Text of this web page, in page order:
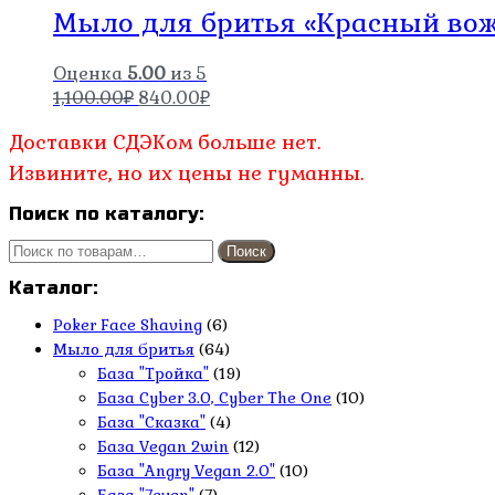
Мыло для бритья «Красный
Оценка 5.00 из 5
1,100.00₽ Первоначальная
составляла
1,100.00₽.
840.00₽Текущая
840.00₽.
Доставки СДЭКом больше нет.
Извините, но их цены не гуманны.
Поиск по каталогу:
Искать: Поиск
Каталог:
Poker Face Shaving (6)
Мыло для бритья (64)
База "Тройка" (19)
База Cyber 3.0, Cyber The One (10)
База "Сказка" (4)
База Vegan 2win (12)
База "Angry Vegan 2.0" (10)